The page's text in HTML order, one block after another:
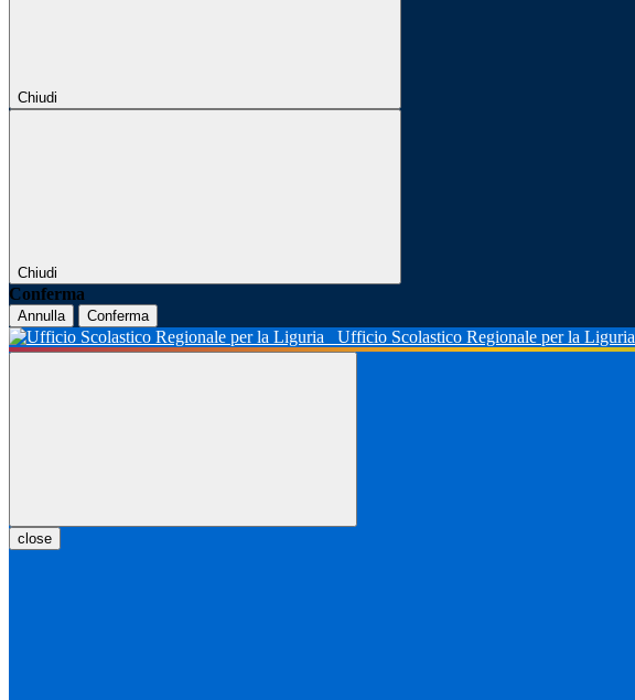
Chiudi
Chiudi
Conferma
Annulla Conferma
Ufficio Scolastico Regionale per la Liguria
close